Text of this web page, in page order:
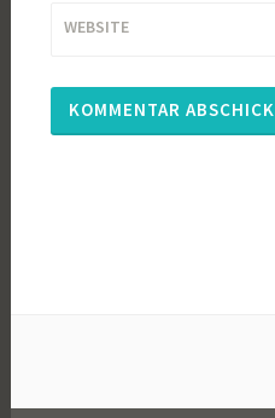
WEBSITE